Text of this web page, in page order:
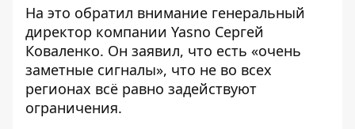
На это обратил внимание генеральный
директор компании Yasno Сергей
Коваленко. Он заявил, что есть «очень
заметные сигналы», что не во всех
регионах всё равно задействуют
ограничения.